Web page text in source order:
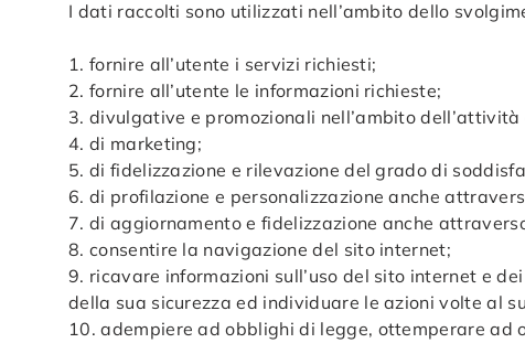
I dati raccolti sono utilizzati nell’ambito dello
1. fornire all’utente i servizi richiesti;
2. fornire all’utente le informazioni richieste;
3. divulgative e promozionali nell’ambito
4. di marketing;
5. di fidelizzazione e rilevazione del grado di
6. di profilazione e personalizzazione anche
7. di aggiornamento e fidelizzazione anche
8. consentire la navigazione del sito internet;
9. ricavare informazioni sull’uso del sito internet e
della sua sicurezza ed individuare le azioni volte al
10. adempiere ad obblighi di legge, ottemperare